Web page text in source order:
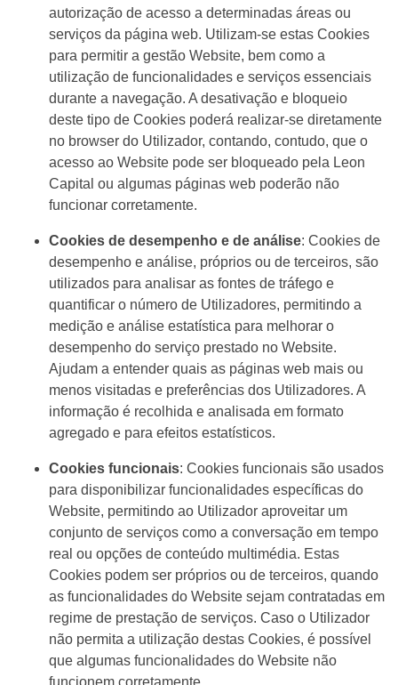
autorização de acesso a determinadas áreas ou
serviços da página web. Utilizam-se estas Cookies
para permitir a gestão Website, bem como a
utilização de funcionalidades e serviços essenciais
durante a navegação. A desativação e bloqueio
deste tipo de Cookies poderá realizar-se diretamente
no browser do Utilizador, contando, contudo, que o
acesso ao Website pode ser bloqueado pela Leon
Capital ou algumas páginas web poderão não
funcionar corretamente.
Cookies de desempenho e de análise: Cookies de
desempenho e análise, próprios ou de terceiros, são
utilizados para analisar as fontes de tráfego e
quantificar o número de Utilizadores, permitindo a
medição e análise estatística para melhorar o
desempenho do serviço prestado no Website.
Ajudam a entender quais as páginas web mais ou
menos visitadas e preferências dos Utilizadores. A
informação é recolhida e analisada em formato
agregado e para efeitos estatísticos.
Cookies funcionais: Cookies funcionais são usados
para disponibilizar funcionalidades específicas do
Website, permitindo ao Utilizador aproveitar um
conjunto de serviços como a conversação em tempo
real ou opções de conteúdo multimédia. Estas
Cookies podem ser próprios ou de terceiros, quando
as funcionalidades do Website sejam contratadas em
regime de prestação de serviços. Caso o Utilizador
não permita a utilização destas Cookies, é possível
que algumas funcionalidades do Website não
funcionem corretamente.